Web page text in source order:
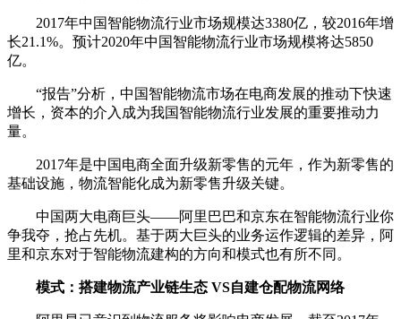
2017年中国智能物流行业市场规模达3380亿，较2016年增
长21.1%。预计2020年中国智能物流行业市场规模将达5850
亿。
“报告”分析，中国智能物流市场在电商发展的推动下快速
增长，资本的介入成为我国智能物流行业发展的重要推动力
量。
2017年是中国电商全面升级新零售的元年，作为新零售的
基础设施，物流智能化成为新零售升级关键。
中国两大电商巨头——阿里巴巴和京东在智能物流行业你
争我夺，抢占先机。基于两大巨头的业务运作逻辑的差异，阿
里和京东对于智能物流建构的方向和模式也有所不同。
模式：搭建物流产业链生态 VS自建仓配物流网络